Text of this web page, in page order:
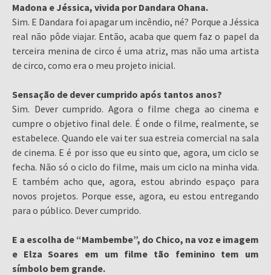
Madona e Jéssica, vivida por Dandara Ohana.
Sim. E Dandara foi apagar um incêndio, né? Porque a Jéssica
real não pôde viajar. Então, acaba que quem faz o papel da
terceira menina de circo é uma atriz, mas não uma artista
de circo, como era o meu projeto inicial.
Sensação de dever cumprido após tantos anos?
Sim. Dever cumprido. Agora o filme chega ao cinema e
cumpre o objetivo final dele. É onde o filme, realmente, se
estabelece. Quando ele vai ter sua estreia comercial na sala
de cinema. E é por isso que eu sinto que, agora, um ciclo se
fecha. Não só o ciclo do filme, mais um ciclo na minha vida.
E também acho que, agora, estou abrindo espaço para
novos projetos. Porque esse, agora, eu estou entregando
para o público. Dever cumprido.
E a escolha de “Mambembe”, do Chico, na voz e imagem
e Elza Soares em um filme tão feminino tem um
símbolo bem grande.